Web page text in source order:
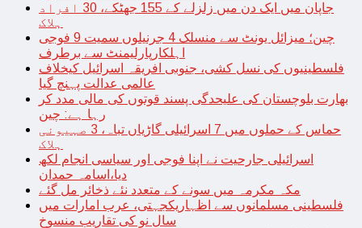
جاپان میں ایک دن میں زلزلے کے 155 جھٹکے، 30 افراد
ہلاک
چین؛ میزائل یونٹ سے منسلک 4 جرنیلوں سمیت 9 فوجی
اہلکارپارلیمنٹ سے برطرف
فلسطینیوں کی نسل کشی، جنوبی افریقہ اسرائیل کیخلاف
عالمی عدالت پہنچ گیا
بھارت بلوچستان کی علیحدگی پسند قوتوں کی مالی مدد کر
رہا ہے: چین
حماس کے حملوں میں 7 اسرائیلی گاڑیاں تباہ، 3 صہیونی
ہلاک
اسرائیلی جارحیت نے اپنا فوجی اور سیاسی انجام لکھ
دیا،اسامہ حمدان
مکہ مکرمہ میں سونے کے متعدد نئے ذخائر مل گئے
فلسطینی مسلمانوں سے اظہاریکجہتی، عرب امارات میں
سال نو کی تقاریب منسوخ